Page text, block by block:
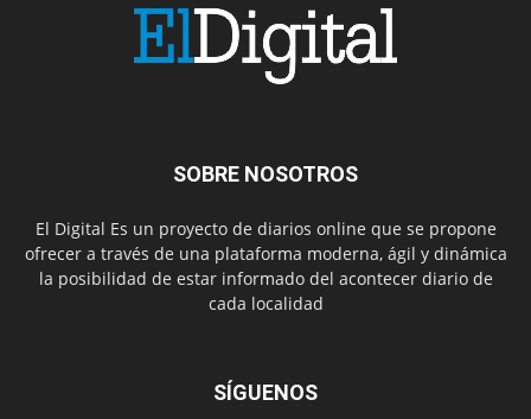
SOBRE NOSOTROS
El Digital Es un proyecto de diarios online que se propone
ofrecer a través de una plataforma moderna, ágil y dinámica
la posibilidad de estar informado del acontecer diario de
cada localidad
SÍGUENOS